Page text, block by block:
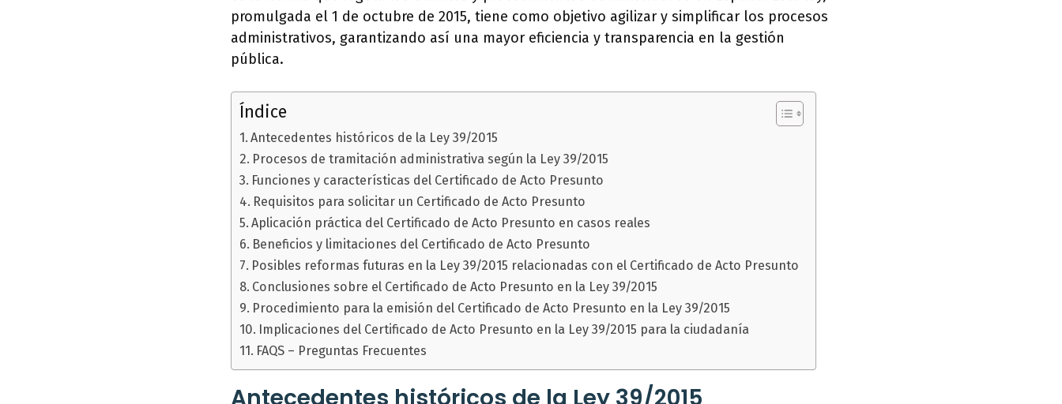
promulgada el 1 de octubre de 2015, tiene como objetivo agilizar y simplificar los procesos
administrativos, garantizando así una mayor eficiencia y transparencia en la gestión
pública.
Índice
Antecedentes históricos de la Ley 39/2015
Procesos de tramitación administrativa según la Ley 39/2015
Funciones y características del Certificado de Acto Presunto
Requisitos para solicitar un Certificado de Acto Presunto
Aplicación práctica del Certificado de Acto Presunto en casos reales
Beneficios y limitaciones del Certificado de Acto Presunto
Posibles reformas futuras en la Ley 39/2015 relacionadas con el Certificado de Acto Presunto
Conclusiones sobre el Certificado de Acto Presunto en la Ley 39/2015
Procedimiento para la emisión del Certificado de Acto Presunto en la Ley 39/2015
Implicaciones del Certificado de Acto Presunto en la Ley 39/2015 para la ciudadanía
FAQS – Preguntas Frecuentes